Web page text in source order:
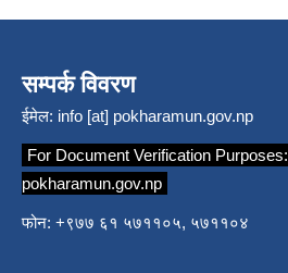
सम्पर्क विवरण
ईमेल: info [at] pokharamun.gov.np
For Document Verification Purposes:
pokharamun.gov.np
फोन: +९७७ ६१ ५७११०५, ५७११०४